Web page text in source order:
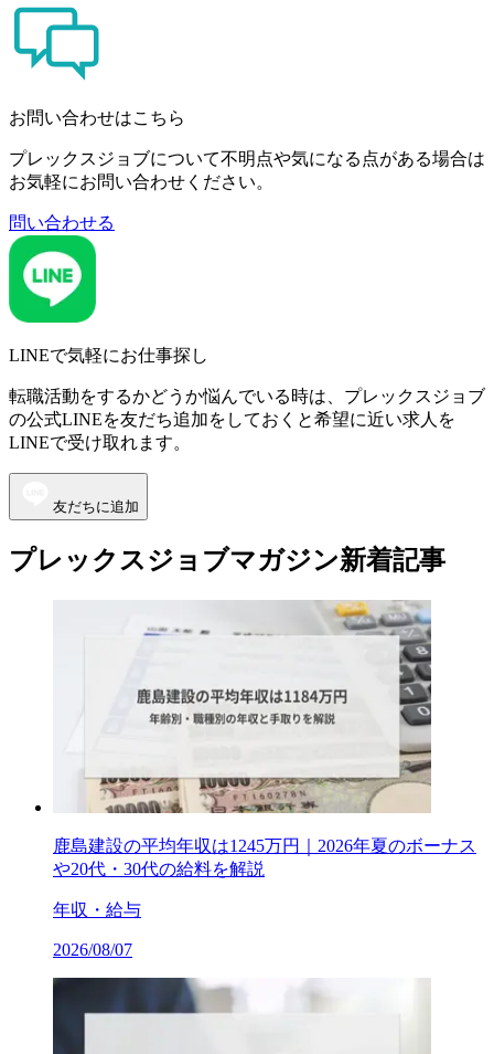
お問い合わせはこちら
プレックスジョブについて不明点や気になる点がある場合は
お気軽にお問い合わせください。
問い合わせる
LINEで気軽にお仕事探し
転職活動をするかどうか悩んでいる時は、プレックスジョブ
の公式LINEを友だち追加をしておくと希望に近い求人を
LINEで受け取れます。
友だちに追加
プレックスジョブマガジン新着記事
鹿島建設の平均年収は1245万円｜2026年夏のボーナス
や20代・30代の給料を解説
年収・給与
2026/08/07